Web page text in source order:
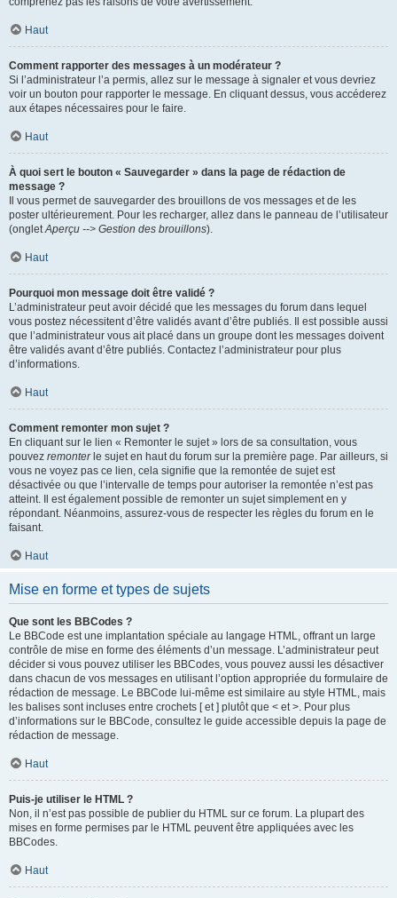
Haut
Comment rapporter des messages à un modérateur ?
Si l’administrateur l’a permis, allez sur le message à signaler et vous devriez
voir un bouton pour rapporter le message. En cliquant dessus, vous accéderez
aux étapes nécessaires pour le faire.
Haut
À quoi sert le bouton « Sauvegarder » dans la page de rédaction de
message ?
Il vous permet de sauvegarder des brouillons de vos messages et de les
poster ultérieurement. Pour les recharger, allez dans le panneau de l’utilisateur
(ongletAperçu --> Gestion des brouillons).
Haut
Pourquoi mon message doit être validé ?
L’administrateur peut avoir décidé que les messages du forum dans lequel
vous postez nécessitent d’être validés avant d’être publiés. Il est possible aussi
que l’administrateur vous ait placé dans un groupe dont les messages doivent
être validés avant d’être publiés. Contactez l’administrateur pour plus
d’informations.
Haut
Comment remonter mon sujet ?
En cliquant sur le lien « Remonter le sujet » lors de sa consultation, vous
pouvez remonterle sujet en haut du forum sur la première page. Par ailleurs, si
vous ne voyez pas ce lien, cela signifie que la remontée de sujet est
désactivée ou que l’intervalle de temps pour autoriser la remontée n’est pas
atteint. Il est également possible de remonter un sujet simplement en y
répondant. Néanmoins, assurez-vous de respecter les règles du forum en le
faisant.
Haut
Mise en forme et types de sujets
Que sont les BBCodes ?
Le BBCode est une implantation spéciale au langage HTML, offrant un large
contrôle de mise en forme des éléments d’un message. L’administrateur peut
décider si vous pouvez utiliser les BBCodes, vous pouvez aussi les désactiver
dans chacun de vos messages en utilisant l’option appropriée du formulaire de
rédaction de message. Le BBCode lui-même est similaire au style HTML, mais
les balises sont incluses entre crochets [ et ] plutôt que < et >. Pour plus
d’informations sur le BBCode, consultez le guide accessible depuis la page de
rédaction de message.
Haut
Puis-je utiliser le HTML ?
Non, il n’est pas possible de publier du HTML sur ce forum. La plupart des
mises en forme permises par le HTML peuvent être appliquées avec les
BBCodes.
Haut